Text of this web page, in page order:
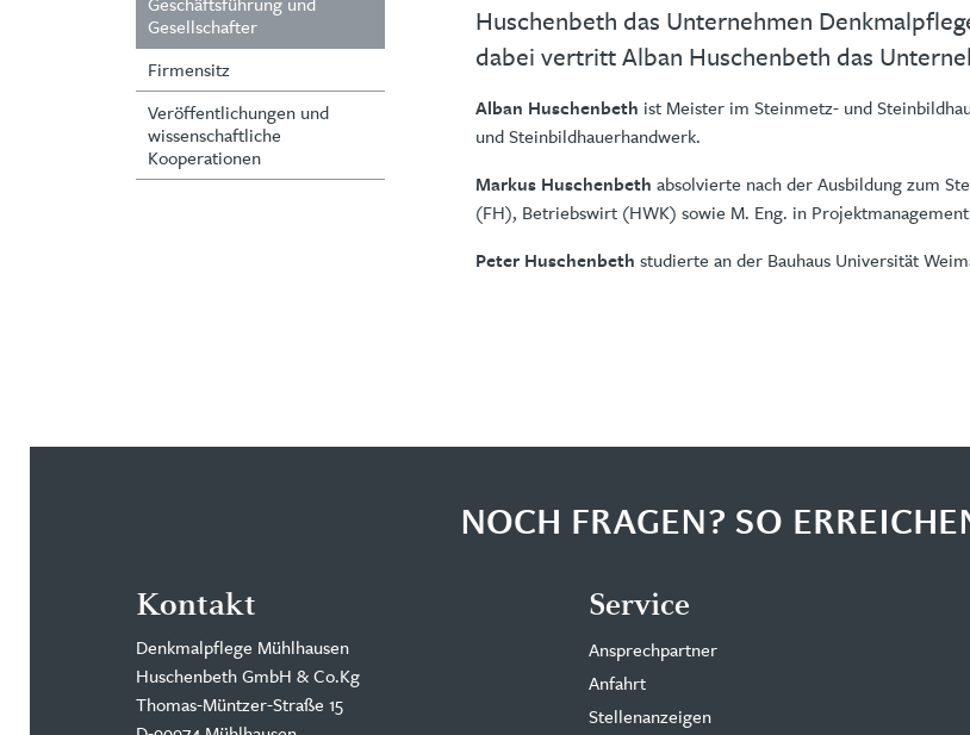
Gesellschafter
Firmensitz
Veröffentlichungen und
wissenschaftliche
Kooperationen
Huschenbeth das Unternehmen
dabei vertritt Alban Huschenbeth das
Alban Huschenbeth ist Meister im Steinmetz- und
und Steinbildhauerhandwerk.
Markus Huschenbeth absolvierte nach der Ausbildung zum
(FH), Betriebswirt (HWK) sowie M. Eng. in
Peter Huschenbeth studierte an der Bauhaus Universität
NOCH FRAGEN? SO
Kontakt
Denkmalpflege Mühlhausen
Huschenbeth GmbH & Co.Kg
Thomas-Müntzer-Straße 15
Service
Ansprechpartner
Anfahrt
Stellenanzeigen